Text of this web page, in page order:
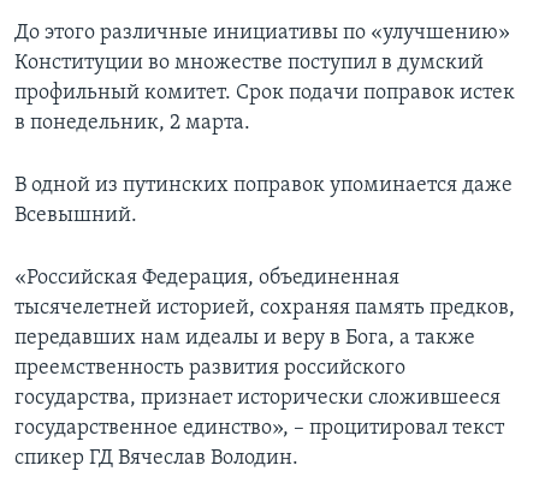
До этого различные инициативы по «улучшению»
Конституции во множестве поступил в думский
профильный комитет. Срок подачи поправок истек
в понедельник, 2 марта.
В одной из путинских поправок упоминается даже
Всевышний.
«Российская Федерация, объединенная
тысячелетней историей, сохраняя память предков,
передавших нам идеалы и веру в Бога, а также
преемственность развития российского
государства, признает исторически сложившееся
государственное единство», – процитировал текст
спикер ГД Вячеслав Володин.